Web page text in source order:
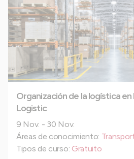
Organización de la logística
Logistic
9 Nov. - 30 Nov.
Áreas de conocimiento:
Tipos de curso: Gratuito